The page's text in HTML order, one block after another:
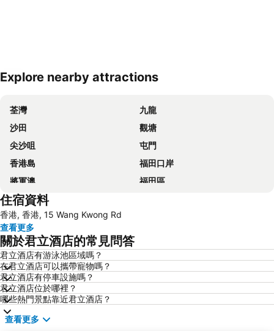
展開地圖
Explore nearby attractions
荃灣
九龍
沙田
觀塘
尖沙咀
屯門
香港島
福田口岸
將軍澳
福田區
Mong Kok Metro Station
南山區
元朗
天水圍
Wan Chai Metro Station
海洋公園
深水埗區
黃金海岸
新界
羅湖口岸
羅湖
住宿資料
香港, 香港, 15 Wang Kwong Rd
查看更多
關於君立酒店的常見問答
君立酒店有游泳池區域嗎？
在君立酒店可以攜帶寵物嗎？
君立酒店有停車設施嗎？
君立酒店位於哪裡？
哪些熱門景點靠近君立酒店？
查看更多